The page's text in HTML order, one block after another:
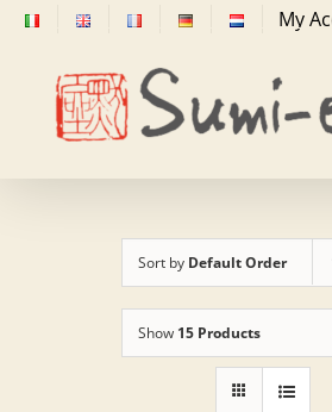
Skip
content
My
Sort by Default Order
Show 15 Products